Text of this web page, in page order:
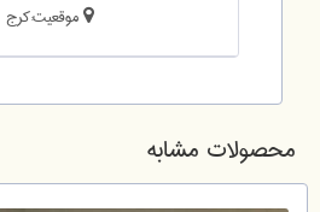
موقعیت:کرج
محصولات مشابه